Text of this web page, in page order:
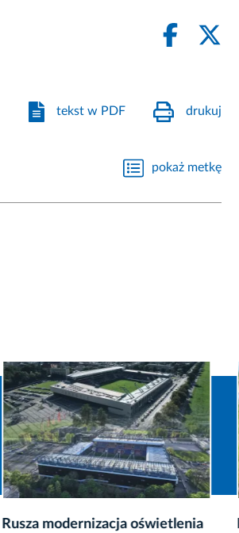
tekst w PDF drukuj
pokaż metkę
Rusza modernizacja oświetlenia